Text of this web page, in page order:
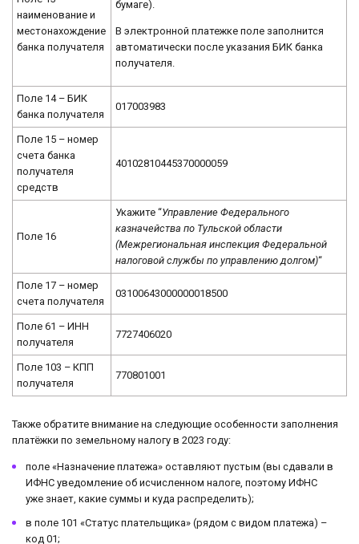
наименование и
местонахождение
банка получателя
бумаге).
В электронной платежке поле заполнится
автоматически после указания БИК банка
получателя.
Поле 14 – БИК
банка получателя
017003983
Поле 15 – номер
счета банка
получателя
средств
40102810445370000059
Поле 16
Укажите “Управление Федерального
казначейства по Тульской области
(Межрегиональная инспекция Федеральной
налоговой службы по управлению долгом)“
Поле 17 – номер
счета получателя
03100643000000018500
Поле 61 – ИНН
получателя
7727406020
Поле 103 – КПП
получателя
770801001
Также обратите внимание на следующие особенности заполнения
платёжки по земельному налогу в 2023 году:
поле «Назначение платежа» оставляют пустым (вы сдавали в
ИФНС уведомление об исчисленном налоге, поэтому ИФНС
уже знает, какие суммы и куда распределить);
в поле 101 «Статус плательщика» (рядом с видом платежа) –
код 01;